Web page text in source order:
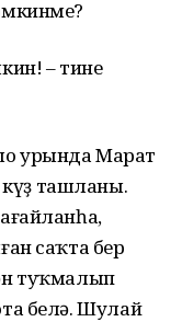
– тине
урында Марат
ташланы.
саҡта бер
туҡмалып
белә. Шулай